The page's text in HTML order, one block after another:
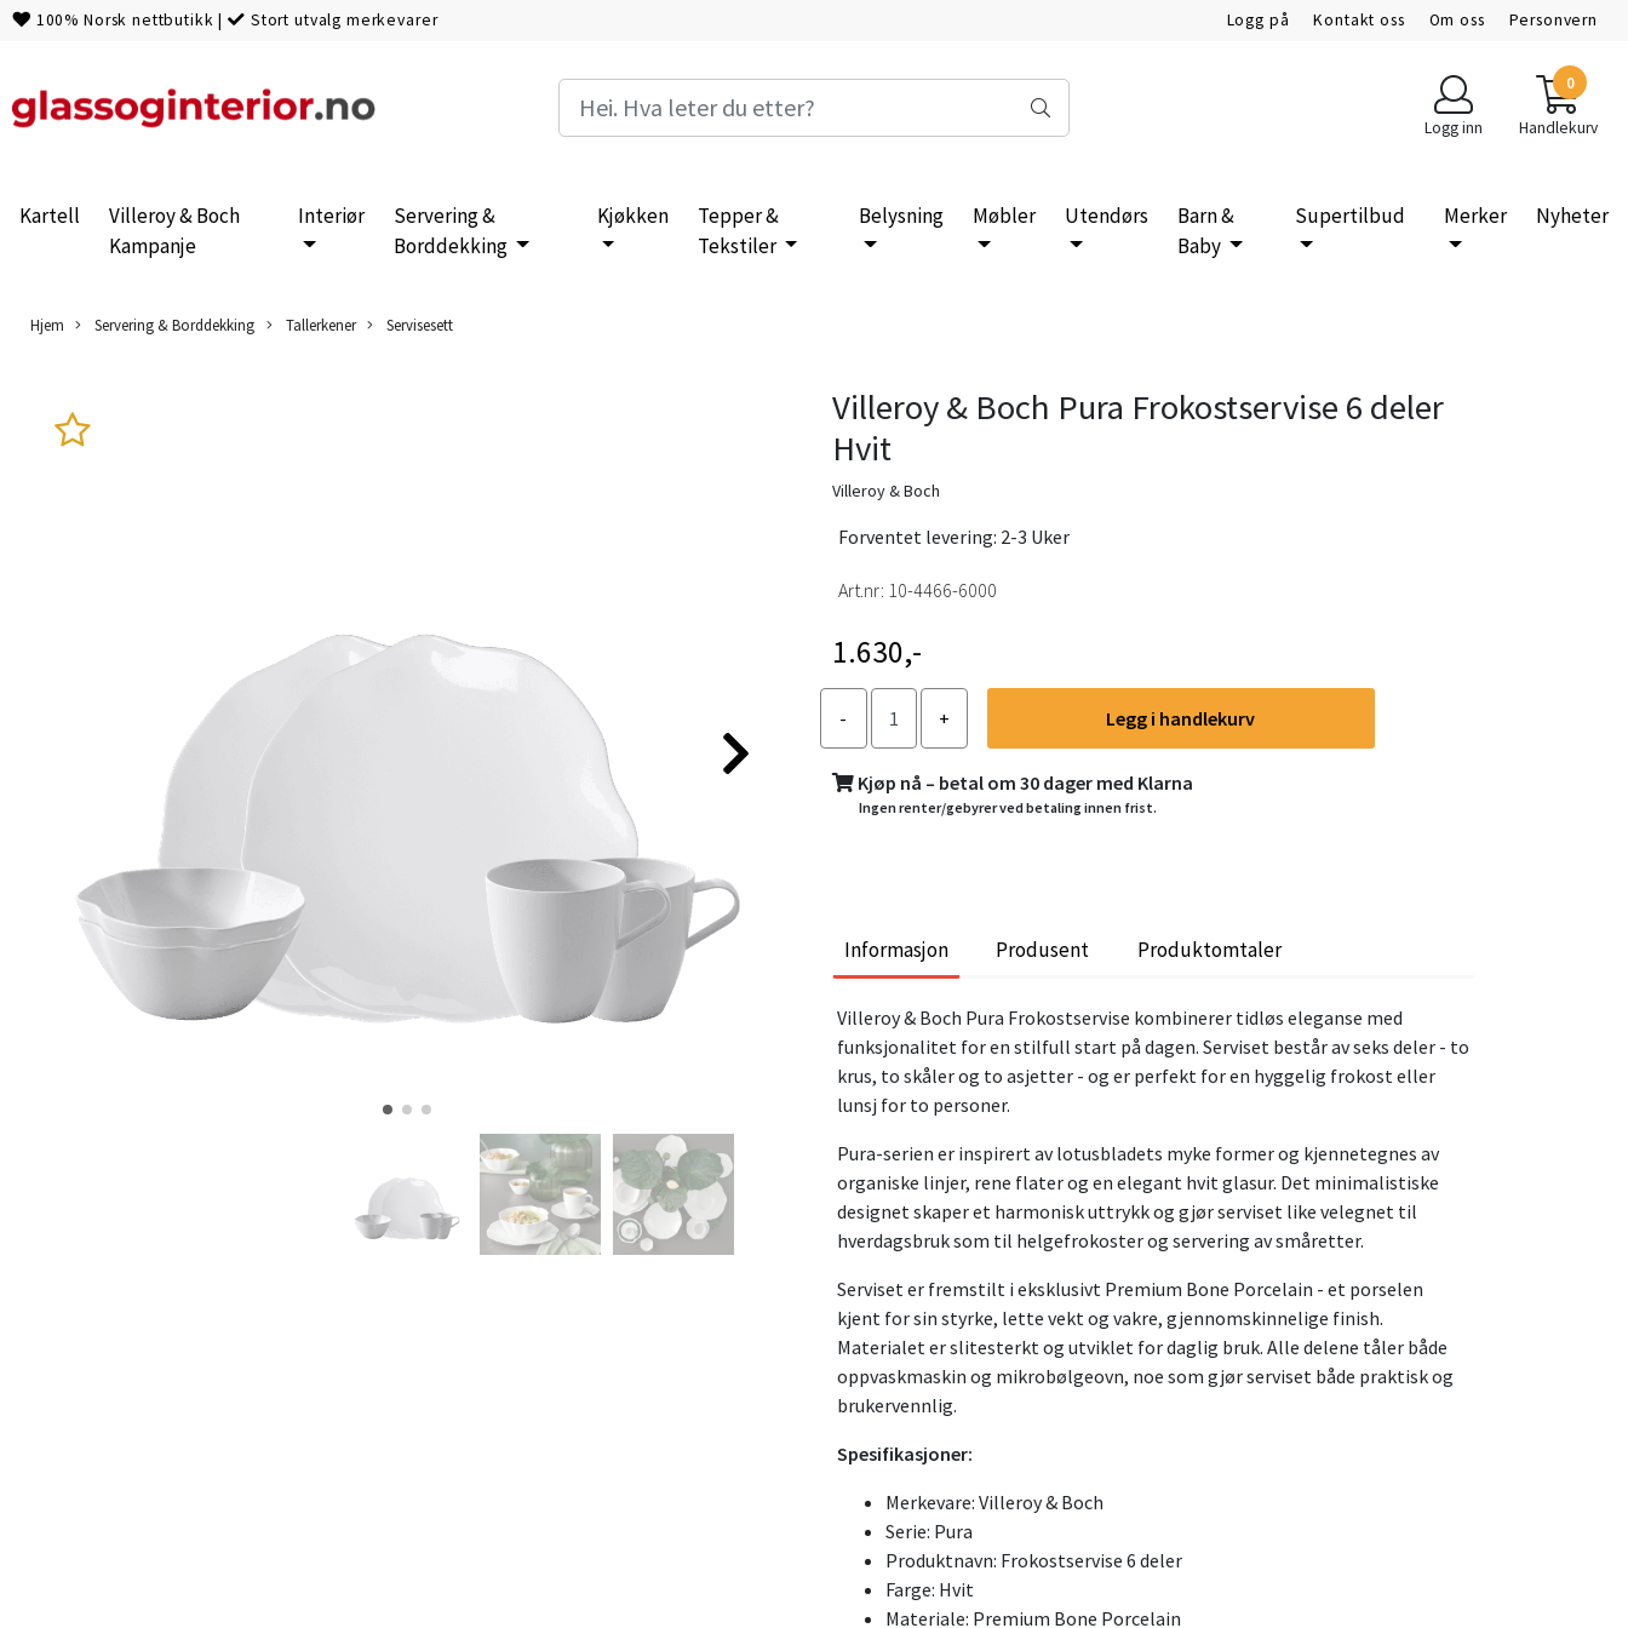
100% Norsk nettbutikk | Stort utvalg merkevarer Logg på Kontakt oss Om oss Personvern
Logg inn
0
Handlekurv
Kartell
Villeroy & Boch
Kampanje
Interiør
Servering &
Borddekking
Kjøkken
Tepper &
Tekstiler
Belysning Møbler Utendørs
Barn &
Baby
Supertilbud Merker Nyheter
Hjem Servering & Borddekking Tallerkener Servisesett
Villeroy & Boch Pura Frokostservise 6 deler
Hvit
Villeroy & Boch
Forventet levering: 2-3 Uker
Art.nr: 10-4466-6000
1.630,-
Legg i handlekurv
Kjøp nå – betal om 30 dager med Klarna
Ingen renter/gebyrer ved betaling innen frist.
Informasjon Produsent Produktomtaler
Villeroy & Boch Pura Frokostservise kombinerer tidløs eleganse med
funksjonalitet for en stilfull start på dagen. Serviset består av seks deler - to
krus, to skåler og to asjetter - og er perfekt for en hyggelig frokost eller
lunsj for to personer.
Pura-serien er inspirert av lotusbladets myke former og kjennetegnes av
organiske linjer, rene flater og en elegant hvit glasur. Det minimalistiske
designet skaper et harmonisk uttrykk og gjør serviset like velegnet til
hverdagsbruk som til helgefrokoster og servering av småretter.
Serviset er fremstilt i eksklusivt Premium Bone Porcelain - et porselen
kjent for sin styrke, lette vekt og vakre, gjennomskinnelige finish.
Materialet er slitesterkt og utviklet for daglig bruk. Alle delene tåler både
oppvaskmaskin og mikrobølgeovn, noe som gjør serviset både praktisk og
brukervennlig.
Spesifikasjoner:
Merkevare: Villeroy & Boch
Serie: Pura
Produktnavn: Frokostservise 6 deler
Farge: Hvit
Materiale: Premium Bone Porcelain